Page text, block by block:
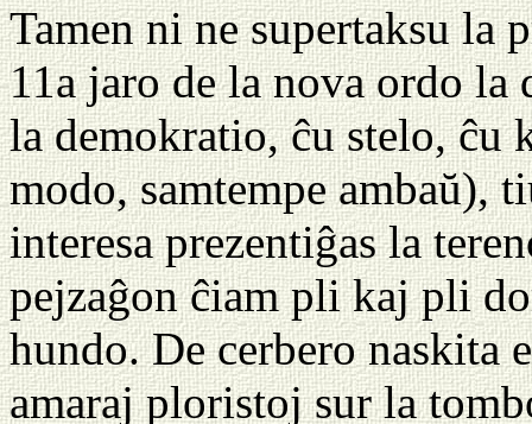
Tamen ni ne supertaksu la
11a jaro de la nova ordo
la demokratio, ĉu stelo, ĉu
modo, samtempe ambaŭ),
interesa prezentiĝas la
pejzaĝon ĉiam pli kaj pli
hundo. De cerbero naskita
amaraj ploristoj sur la